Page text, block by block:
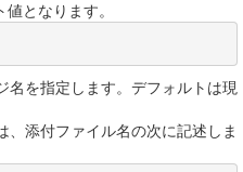
となります。
名を指定します。デフォルトは現
、添付ファイル名の次に記述しま